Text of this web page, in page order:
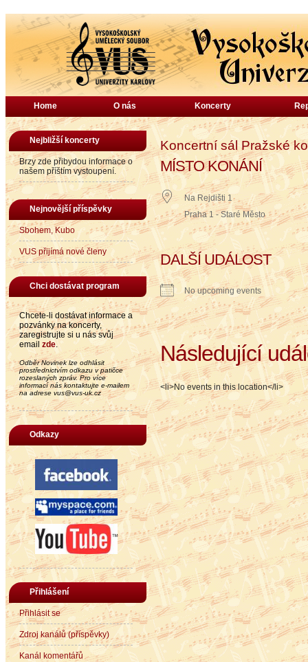
Home O nás Koncerty
Nejbližší koncerty
Brzy zde přibydou informace o
našem příštím vystoupení.
Nejnovější příspěvky
Sbohem, Kubo
VUS přijímá nové členy
Chci dostávat program
Chcete-li dostávat informace a
pozvánky na koncerty,
zaregistrujte si u nás svůj
email zde.
Odběr Novinek lze odhlásit
prostřednictvím odkazu v patičce
rozeslaných zpráv. Pro více
informací nás kontaktujte e-mailem
na adrese vus@vus-uk.cz
Odkazy
Přihlášení
Přihlásit se
Zdroj kanálů (příspěvky)
Kanál komentářů
Koncertní sál Pražské
MÍSTO KONÁNÍ
Na Rejdišti 1
Praha 1 - Staré Město
DALŠÍ UDÁLOST
No upcoming events
Následující
<li>No events in this location</li>